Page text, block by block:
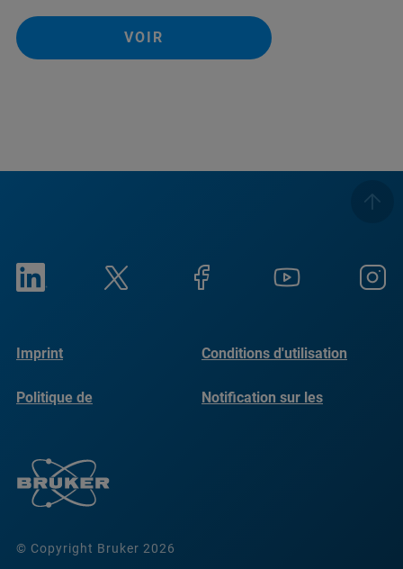
VOIR
© Copyright Bruker 2026
Imprint Conditions d'utilisation
Politique de
Notification sur les